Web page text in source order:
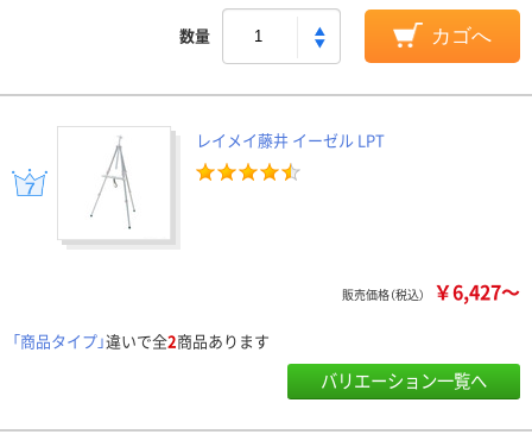
数量 カゴへ
レイメイ藤井 イーゼル LPT
販売価格（税込） ￥6,427～
「商品タイプ」違いで全2商品あります
バリエーション一覧へ